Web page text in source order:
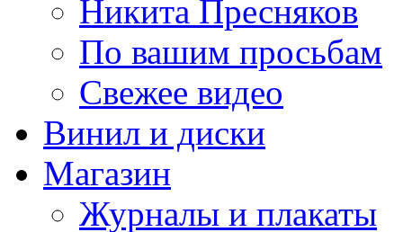
Никита Пресняков
По вашим просьбам
Свежее видео
Винил и диски
Магазин
Журналы и плакаты